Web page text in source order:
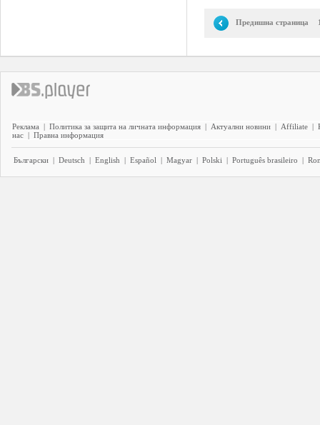
Предишна страница
Реклама | Политика за защита на личната информация | Актуални новини | Affiliate |
нас | Правна информация
Български | Deutsch | English | Español | Magyar | Polski | Português brasileiro |